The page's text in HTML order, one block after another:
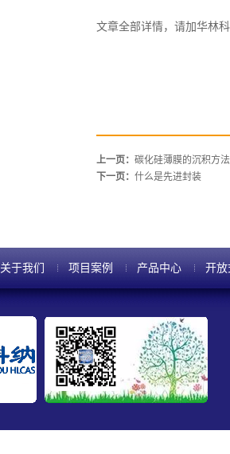
文章全部详情，请加华林
上一页： 碳化硅薄膜的沉积方法
下一页： 什么是先进封装
关于我们 项目案例 产品中心 开放